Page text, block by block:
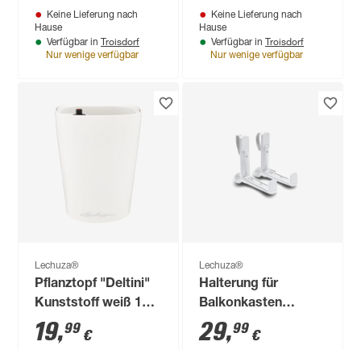
Keine Lieferung nach
Hause
Verfügbar in Troisdorf
Nur wenige verfügbar
Keine Lieferung nach
Hause
Verfügbar in Troisdorf
Nur wenige verfügbar
Lechuza®
Pflanztopf "Deltini"
Kunststoff weiß 14 x
18 x 14 cm
19,99 €
Lechuza®
Halterung für
Balkonkasten
'BALCONERA Stone'
Kunststoff weiß 2
29,99 €